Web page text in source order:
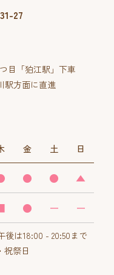
27
目「狛江駅」下車
駅方面に直進
金 土 日
● ● ▲
● ー ー
後は18:00 - 20:50まで
祝祭日